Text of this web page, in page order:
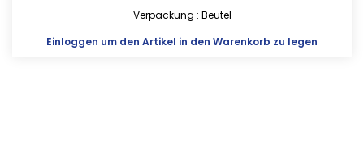
Verpackung : Beutel
Einloggen um den Artikel in den Warenkorb zu legen